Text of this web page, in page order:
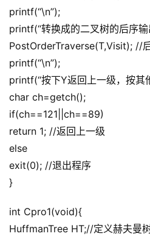
printf(“\n”);
printf(“转换成的二叉树的后序
PostOrderTraverse(T,Visit); //
printf(“\n”);
printf(“按下Y返回上一级，按其
char ch=getch();
if(ch==121||ch==89)
return 1; //返回上一级
else
exit(0); //退出程序
}
int Cpro1(void){
HuffmanTree HT;//定义赫夫曼